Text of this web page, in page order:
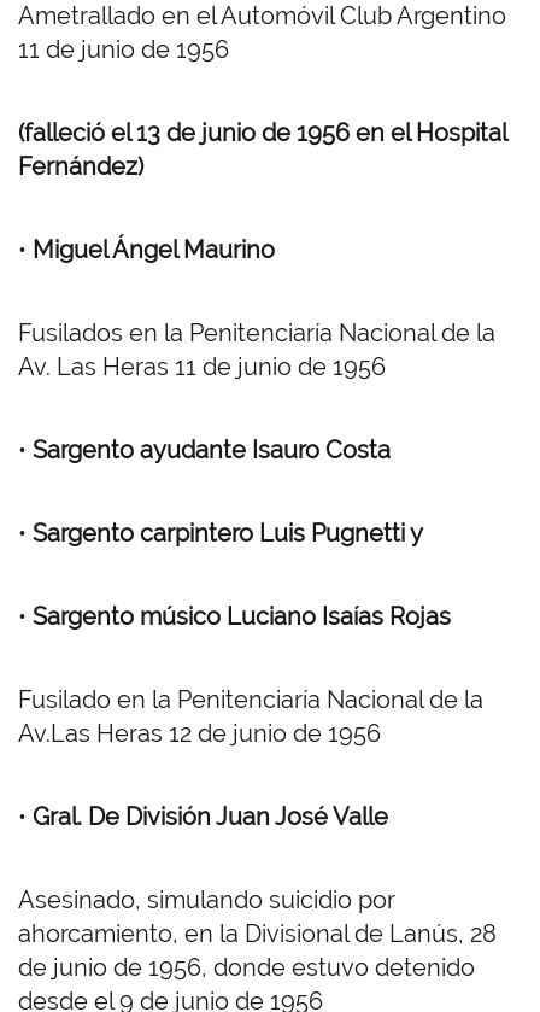
Ametrallado en el Automóvil Club Argentino
11 de junio de 1956
(falleció el 13 de junio de 1956 en el Hospital
Fernández)
• Miguel Ángel Maurino
Fusilados en la Penitenciaría Nacional de la
Av. Las Heras 11 de junio de 1956
• Sargento ayudante Isauro Costa
• Sargento carpintero Luis Pugnetti y
• Sargento músico Luciano Isaías Rojas
Fusilado en la Penitenciaría Nacional de la
Av.Las Heras 12 de junio de 1956
• Gral. De División Juan José Valle
Asesinado, simulando suicidio por
ahorcamiento, en la Divisional de Lanús, 28
de junio de 1956, donde estuvo detenido
desde el 9 de junio de 1956